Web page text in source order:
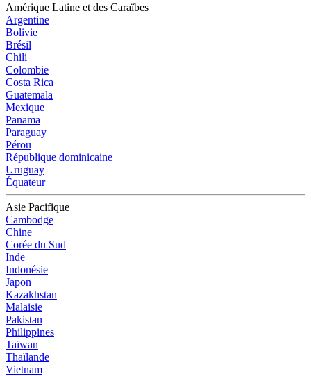
Amérique Latine et des Caraïbes
Argentine
Bolivie
Brésil
Chili
Colombie
Costa Rica
Guatemala
Mexique
Panama
Paraguay
Pérou
République dominicaine
Uruguay
Équateur
Asie Pacifique
Cambodge
Chine
Corée du Sud
Inde
Indonésie
Japon
Kazakhstan
Malaisie
Pakistan
Philippines
Taïwan
Thaïlande
Vietnam